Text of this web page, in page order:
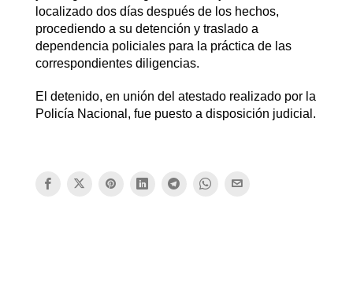
localizado dos días después de los hechos,
procediendo a su detención y traslado a
dependencia policiales para la práctica de las
correspondientes diligencias.
El detenido, en unión del atestado realizado por la
Policía Nacional, fue puesto a disposición judicial.